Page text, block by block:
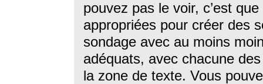
pouvez pas le voir, c’est
appropriées pour créer des
sondage avec au moins
adéquats, avec chacune
la zone de texte. Vous